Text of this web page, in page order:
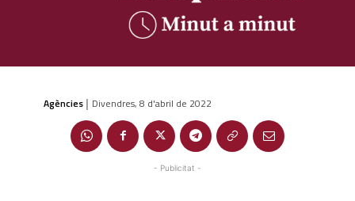
Agències | Divendres, 8 d'abril de 2022
- Publicitat -